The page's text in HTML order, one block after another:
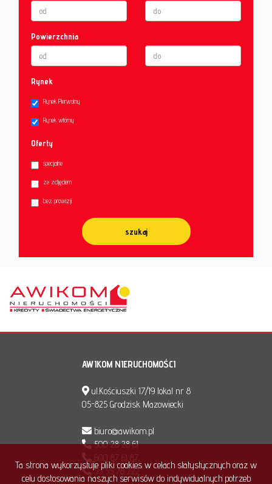
Powierzchnia
Rynek
Rynek Pierwotny
Rynek wtórny
Oferty
specjalne
ze zdjęciem
bez prowizji
AWIKOM NIERUCHOMOŚCI
ul.Kościuszki 17/19 lokal nr 8
05-825 Grodzisk Mazowiecki
biuro@awikom.pl
500 28 28 61
53 55 78 222
Ta strona wykorzystuje pliki cookies w celach statystycznych oraz w
celu dostosowania naszych serwisów do indywidualnych potrzeb